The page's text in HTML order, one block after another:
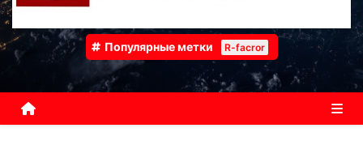
Популярные метки R-facror